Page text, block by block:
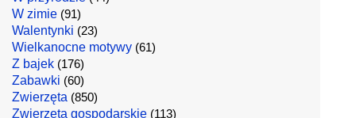
W zimie (91)
Walentynki (23)
Wielkanocne motywy (61)
Z bajek (176)
Zabawki (60)
Zwierzęta (850)
Zwierzęta gospodarskie (113)